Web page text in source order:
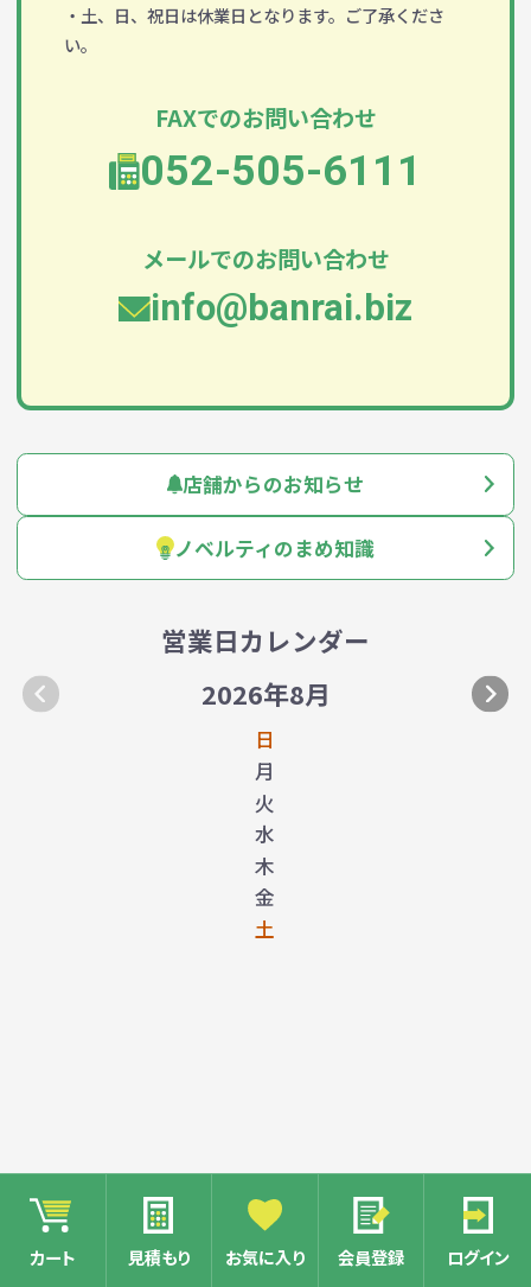
カート 見積もり お気に入り 会員登録 ログイン
・土、日、祝日は休業日となります。ご了承くださ
い。
FAXでのお問い合わせ
052-505-6111
メールでのお問い合わせ
info@banrai.biz
店舗からのお知らせ
ノベルティのまめ知識
営業日カレンダー
2026年8月
日
月
火
水
木
金
土
1